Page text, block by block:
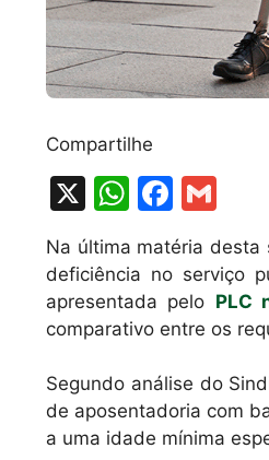
Compartilhe
X
W
at
s
A
p
p
F
a
c
e
b
o
o
k
m
ai
l
Na última matéria desta
deficiência no serviço
apresentada pelo PLC
comparativo entre os
Segundo análise do
de aposentadoria com
a uma idade mínima